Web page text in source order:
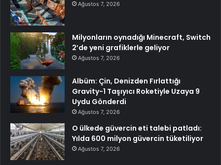
Ağustos 7, 2026
Milyonların oynadığı Minecraft, Switch
2’de yeni grafiklerle geliyor
Ağustos 7, 2026
Albüm: Çin, Denizden Fırlattığı
Gravity-1 Taşıyıcı Roketiyle Uzaya 9
Uydu Gönderdi
Ağustos 7, 2026
O ülkede güvercin eti talebi patladı:
Yılda 600 milyon güvercin tüketiliyor
Ağustos 7, 2026